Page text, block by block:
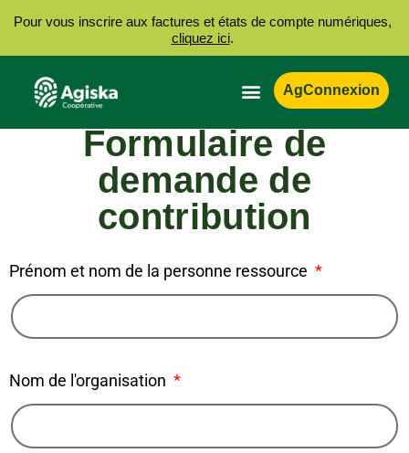
AgConnexion
Formulaire de
demande de
contribution
Prénom et nom de la personne ressource
Nom de l'organisation
Pour vous inscrire aux factures et états de compte numériques,
cliquez ici.